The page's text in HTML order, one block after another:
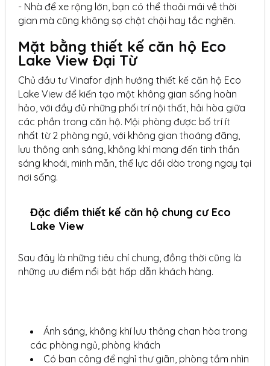
- Nhà để xe rộng lớn, bạn có thể thoải mái về thời
gian mà cũng không sợ chật chội hay tắc nghẽn.
Mặt bằng thiết kế căn hộ Eco
Lake View Đại Từ
Chủ đầu tư Vinafor định hướng thiết kế căn hộ Eco
Lake View để kiến tạo một không gian sống hoàn
hảo, với đầy đủ những phối trí nội thất, hải hòa giữa
các phần trong căn hộ. Mội phòng được bố trí ít
nhất từ 2 phòng ngủ, với không gian thoáng đãng,
lưu thông anh sáng, không khí mang đến tinh thần
sáng khoái, minh mẫn, thể lực dồi dào trong ngay tại
nơi sống.
Đặc điểm thiết kế căn hộ chung cư Eco
Lake View
Sau đây là những tiêu chí chung, đồng thời cũng là
những ưu điểm nổi bật hấp dẫn khách hàng.
Ánh sáng, không khí lưu thông chan hòa trong
các phòng ngủ, phòng khách
Có ban công để nghỉ thư giãn, phòng tầm nhìn